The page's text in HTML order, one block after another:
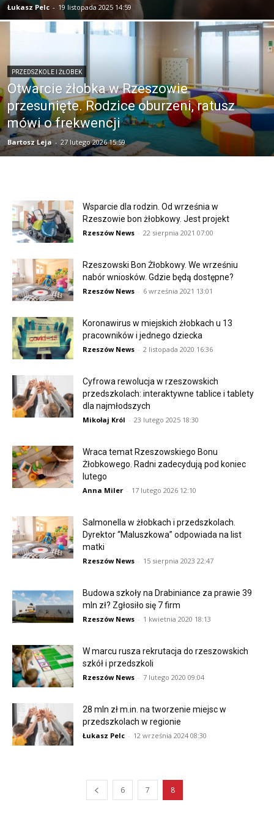
Łukasz Pelc - 19 listopada 2025 14:59
PRZEDSZKOLE I ŻŁOBEK
Otwarcie żłobka w Rzeszowie
przesunięte. Rodzice oburzeni, ratusz
mówi o frekwencji
Bartosz Leja - 27 lutego 2026 15:59
Wsparcie dla rodzin. Od września w
Rzeszowie bon żłobkowy. Jest projekt
Rzeszów News - 22 sierpnia 2021 07:00
Rzeszowski Bon Żłobkowy. We wrześniu
nabór wniosków. Gdzie będą dostępne?
Rzeszów News - 6 września 2021 13:01
Koronawirus w miejskich żłobkach u 13
pracowników i jednego dziecka
Rzeszów News - 2 listopada 2020 16:36
Cyfrowa rewolucja w rzeszowskich
przedszkolach: interaktywne tablice i tablety
dla najmłodszych
Mikołaj Król - 23 lutego 2025 18:30
Wraca temat Rzeszowskiego Bonu
Żłobkowego. Radni zadecydują pod koniec
lutego
Anna Miler - 17 lutego 2026 12:10
Salmonella w żłobkach i przedszkolach.
Dyrektor “Maluszkowa” odpowiada na list
matki
Rzeszów News - 15 sierpnia 2023 22:47
Budowa szkoły na Drabiniance za prawie 39
mln zł? Zgłosiło się 7 firm
Rzeszów News - 1 kwietnia 2020 18:13
W marcu rusza rekrutacja do rzeszowskich
szkół i przedszkoli
Rzeszów News - 7 lutego 2020 09:04
28 mln zł m.in. na tworzenie miejsc w
przedszkolach w regionie
Łukasz Pelc - 12 września 2024 08:30
6 7 8